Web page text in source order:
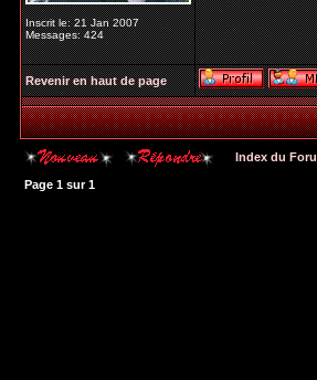
Inscrit le: 21 Jan 2007
Messages: 424
Revenir en haut de page
Index du
Page 1 sur1